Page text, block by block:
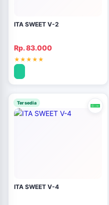
ITA SWEET V-2
Rp. 83.000
Tersedia
ITA SWEET V-4